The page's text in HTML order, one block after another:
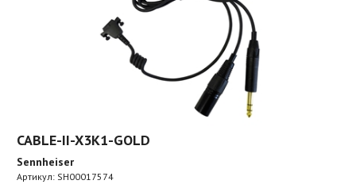
CABLE-II-X3K1-GOLD
Sennheiser
Артикул: SH00017574